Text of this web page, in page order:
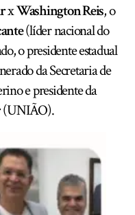
xWashington Reis, o
(líder nacional do
o presidente estadual
da Secretaria de
e presidente da
(UNIÃO).